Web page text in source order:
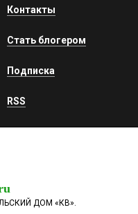
Контакты
Стать блогером
Подписка
RSS
ДОМ «КВ».